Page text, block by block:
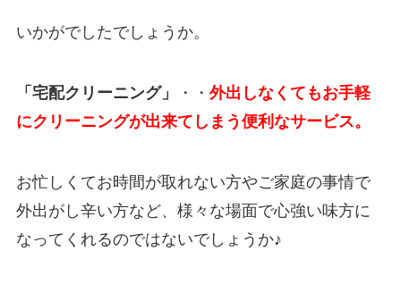
いかがでしたでしょうか。
「宅配クリーニング」 ・・ 外出しなくてもお手軽
にクリーニングが出来てしまう便利なサービス。
お忙しくてお時間が取れない方やご家庭の事情で
外出がし辛い方など、様々な場面で心強い味方に
なってくれるのではないでしょうか♪